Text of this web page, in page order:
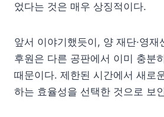
었다는 것은 매우 상징적이다.
앞서 이야기했듯이, 양 재단·영재
후원은 다른 공판에서 이미 충분
때문이다. 제한된 시간에서 새로
하는 효율성을 선택한 것으로 보